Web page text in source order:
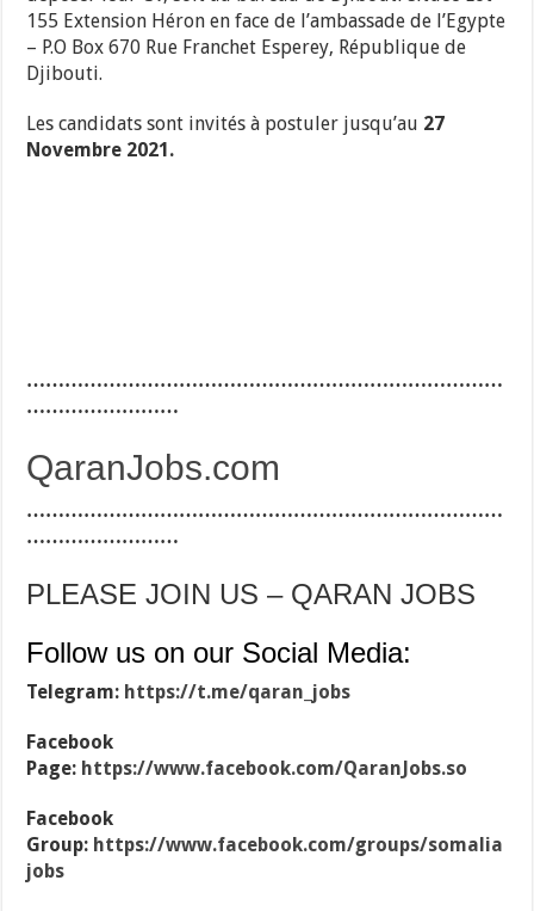
155 Extension Héron en face de l’ambassade de l’Egypte
– P.O Box 670 Rue Franchet Esperey, République de
Djibouti.
Les candidats sont invités à postuler jusqu’au 27
Novembre 2021.
…………………………………………………………………
……………………
QaranJobs.com
…………………………………………………………………
……………………
PLEASE JOIN US – QARAN JOBS
Follow us on our Social Media:
Telegram: https://t.me/qaran_jobs
Facebook
Page: https://www.facebook.com/QaranJobs.so
Facebook
Group: https://www.facebook.com/groups/somalia
jobs